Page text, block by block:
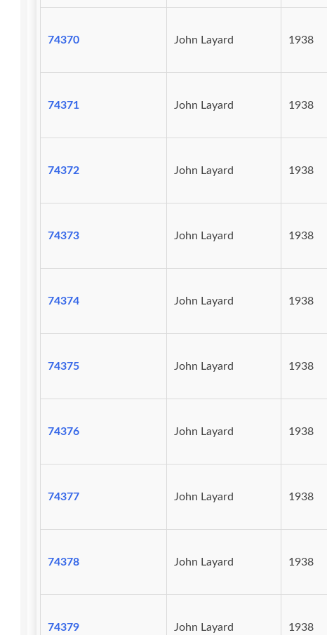
74370 John Layard 1938
74371 John Layard 1938
74372 John Layard 1938
74373 John Layard 1938
74374 John Layard 1938
74375 John Layard 1938
74376 John Layard 1938
74377 John Layard 1938
74378 John Layard 1938
74379 John Layard 1938